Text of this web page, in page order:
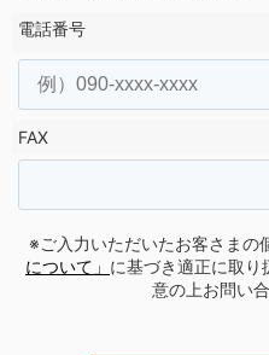
電話番号
FAX
※ご入力いただいたお客さまの
について」 に基づき適正に取り
意の上お問い